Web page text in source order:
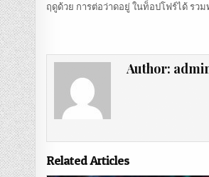
ฤดูด้วย การต่อว่าดอยู่ ในท็อปโฟร์ได้ รว
Author:
Related Articles